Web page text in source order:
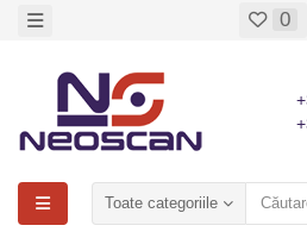
0
Toate categoriile